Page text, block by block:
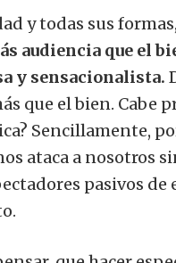
y todas sus
audiencia que el
y sensacionalista.
que el bien. Cabe
Sencillamente,
ataca a nosotros
pasivos